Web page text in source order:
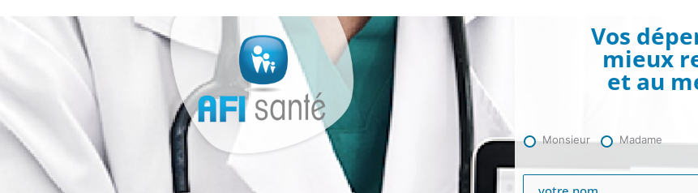
Vos
mieux
et au
Monsieur Madame